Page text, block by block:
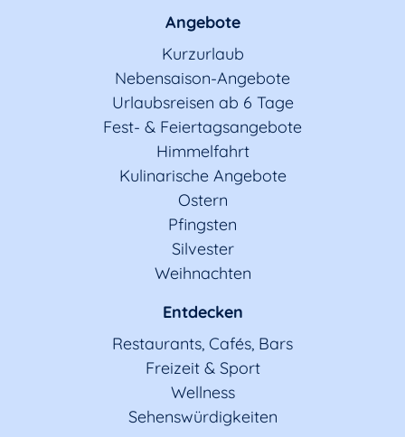
Angebote
Kurzurlaub
Nebensaison-Angebote
Urlaubsreisen ab 6 Tage
Fest- & Feiertagsangebote
Himmelfahrt
Kulinarische Angebote
Ostern
Pfingsten
Silvester
Weihnachten
Entdecken
Restaurants, Cafés, Bars
Freizeit & Sport
Wellness
Sehenswürdigkeiten